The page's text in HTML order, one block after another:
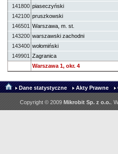
141800 piaseczyński
142100 pruszkowski
146501 Warszawa, m. st.
143200 warszawski zachodni
143400 wołomiński
149901 Zagranica
Warszawa 1, okr. 4
Dane statystyczne Akty Prawne
Copyright © 2009 Mikrobit Sp. z o.o. .